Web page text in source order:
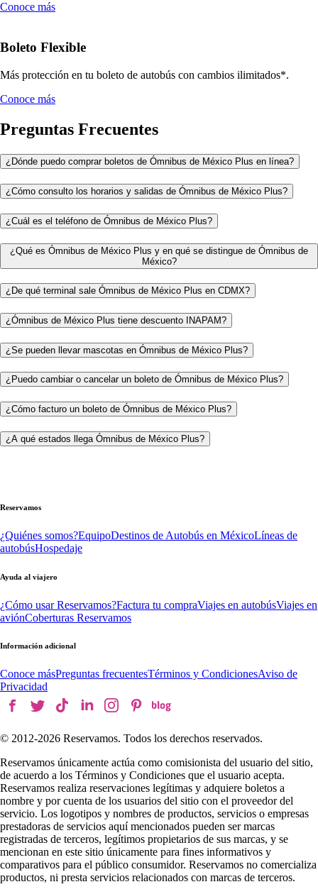
Conoce más
Boleto Flexible
Más protección en tu boleto de autobús con cambios ilimitados*.
Conoce más
Preguntas Frecuentes
¿Dónde puedo comprar boletos de Ómnibus de México Plus en línea?
¿Cómo consulto los horarios y salidas de Ómnibus de México Plus?
¿Cuál es el teléfono de Ómnibus de México Plus?
¿Qué es Ómnibus de México Plus y en qué se distingue de Ómnibus de
México?
¿De qué terminal sale Ómnibus de México Plus en CDMX?
¿Ómnibus de México Plus tiene descuento INAPAM?
¿Se pueden llevar mascotas en Ómnibus de México Plus?
¿Puedo cambiar o cancelar un boleto de Ómnibus de México Plus?
¿Cómo facturo un boleto de Ómnibus de México Plus?
¿A qué estados llega Ómnibus de México Plus?
Reservamos
¿Quiénes somos?EquipoDestinos de Autobús en MéxicoLíneas de
autobúsHospedaje
Ayuda al viajero
¿Cómo usar Reservamos?Factura tu compraViajes en autobúsViajes en
aviónCoberturas Reservamos
Información adicional
Conoce másPreguntas frecuentesTérminos y CondicionesAviso de
Privacidad
© 2012-2026 Reservamos. Todos los derechos reservados.
Reservamos únicamente actúa como comisionista del usuario del sitio,
de acuerdo a los Términos y Condiciones que el usuario acepta.
Reservamos realiza reservaciones legítimas y adquiere boletos a
nombre y por cuenta de los usuarios del sitio con el proveedor del
servicio. Los logotipos y nombres de productos, servicios o empresas
prestadoras de servicios aquí mencionados pueden ser marcas
registradas de terceros, legítimos propietarios de sus marcas, y se
mencionan en este sitio únicamente para fines informativos y
comparativos para el público consumidor. Reservamos no comercializa
productos, ni presta servicios relacionados con marcas de terceros.